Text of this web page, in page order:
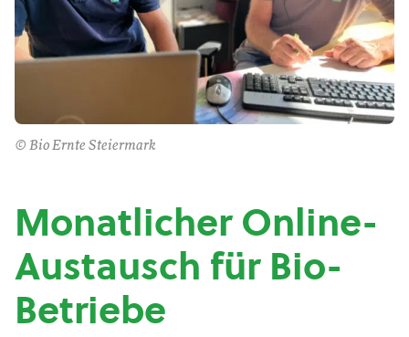
© Bio Ernte Steiermark
Monatlicher Online-
Austausch für Bio-
Betriebe